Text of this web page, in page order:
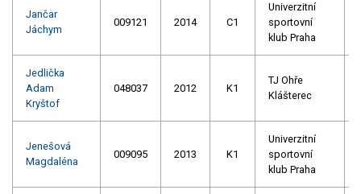
Jančar
Jáchym
009121 2014 C1
Univerzitní
sportovní
klub Praha
Jedlička
Adam
Kryštof
048037 2012 K1
TJ Ohře
Klášterec
Jenešová
Magdaléna
009095 2013 K1
Univerzitní
sportovní
klub Praha